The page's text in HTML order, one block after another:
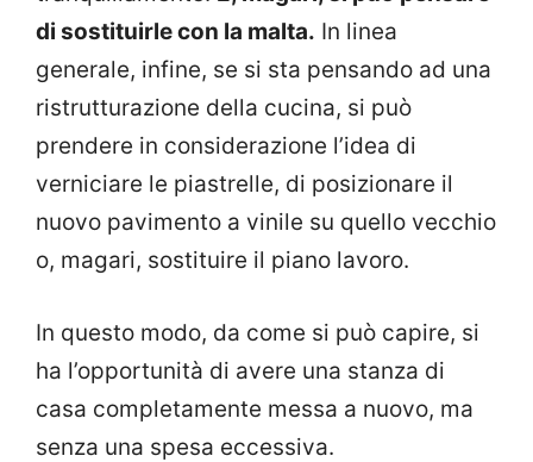
di sostituirle con la malta. In linea
generale, infine, se si sta pensando ad una
ristrutturazione della cucina, si può
prendere in considerazione l’idea di
verniciare le piastrelle, di posizionare il
nuovo pavimento a vinile su quello vecchio
o, magari, sostituire il piano lavoro.
In questo modo, da come si può capire, si
ha l’opportunità di avere una stanza di
casa completamente messa a nuovo, ma
senza una spesa eccessiva.